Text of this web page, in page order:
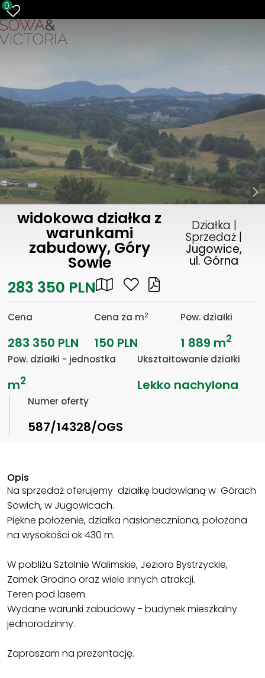
0
widokowa działka z
warunkami
zabudowy, Góry
Sowie
Działka |
Sprzedaż |
Jugowice,
ul. Górna
283 350 PLN
Cena
283 350 PLN
Cena za m2
150 PLN
Pow. działki
1 889 m2
Pow. działki - jednostka
m2
Ukształtowanie działki
Lekko nachylona
Numer oferty
587/14328/OGS
Opis
Na sprzedaż oferujemy działkę budowlaną w Górach
Sowich, w Jugowicach.
Piękne położenie, działka nasłoneczniona, położona
na wysokości ok 430 m.
W pobliżu Sztolnie Walimskie, Jezioro Bystrzyckie,
Zamek Grodno oraz wiele innych atrakcji.
Teren pod lasem.
Wydane warunki zabudowy - budynek mieszkalny
jednorodzinny.
Zapraszam na prezentację.